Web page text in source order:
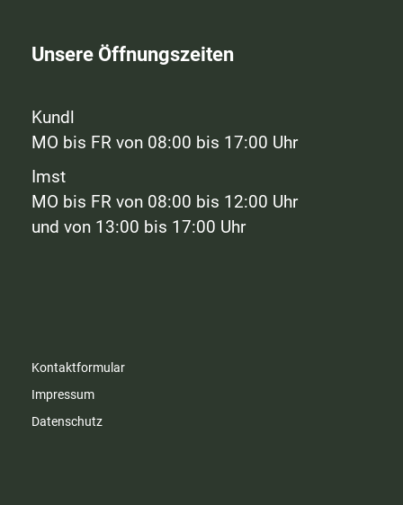
Unsere Öffnungszeiten
Kundl
MO bis FR von 08:00 bis 17:00 Uhr
Imst
MO bis FR von 08:00 bis 12:00 Uhr
und von 13:00 bis 17:00 Uhr
Kontaktformular
Impressum
Datenschutz